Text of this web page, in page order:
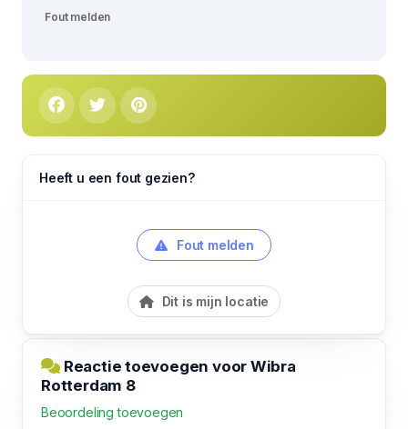
Fout melden
Heeft u een fout gezien?
Fout melden
Dit is mijn locatie
Reactie toevoegen voor Wibra
Rotterdam 8
Beoordeling toevoegen